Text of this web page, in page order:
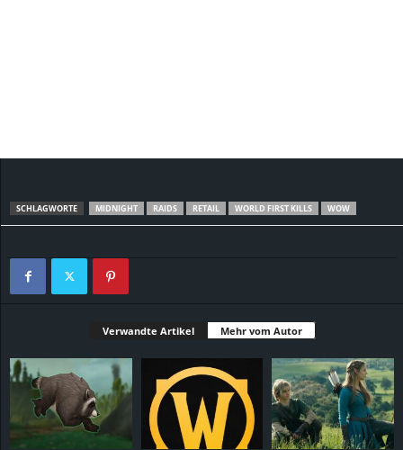
SCHLAGWORTE MIDNIGHT RAIDS RETAIL WORLD FIRST KILLS WOW
Verwandte Artikel Mehr vom Autor